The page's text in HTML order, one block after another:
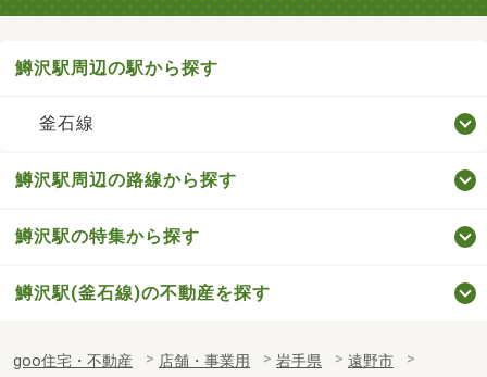
鱒沢駅周辺の駅から探す
釜石線
鱒沢駅周辺の路線から探す
鱒沢駅の特集から探す
鱒沢駅(釜石線)の不動産を探す
goo住宅・不動産 店舗・事業用 岩手県
遠野市